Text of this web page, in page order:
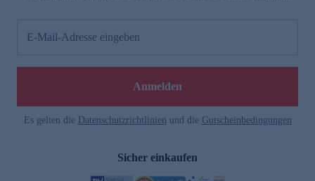
E-Mail-Adresse eingeben
Anmelden
Es gelten die Datenschutzrichtlinien und die Gutscheinbedingungen
Sicher einkaufen